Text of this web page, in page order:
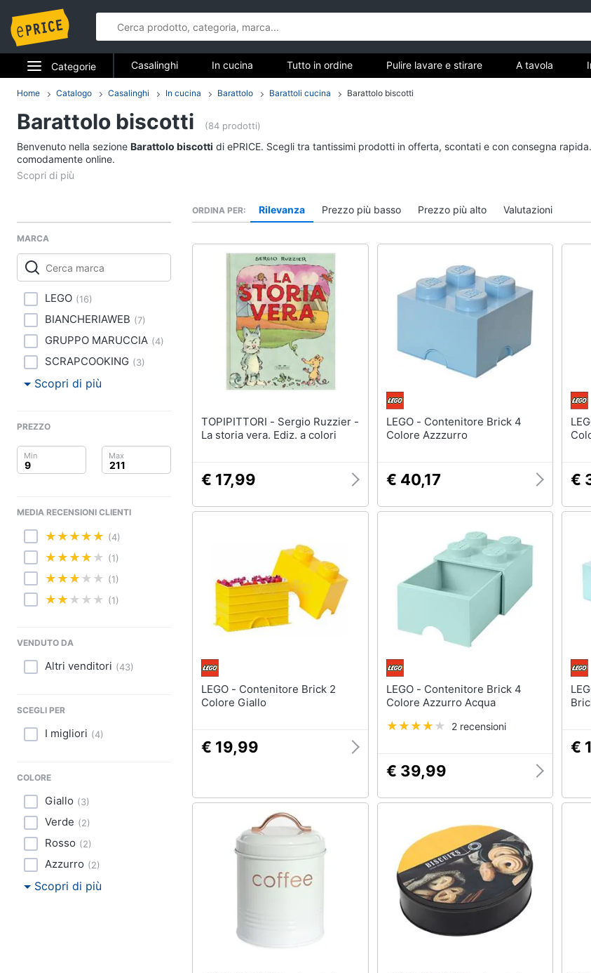
Categorie
Elettrodomestici
Informatica
Telefonia
Smart home
Videogiochi
Audio e musica
Clima
Arredo
Brico e Giardinaggio
Giocattoli
Fotografia
Abbigliamento
Animali
Libri, cd e dvd
Montalatte elettrico
Vedi tutti
Pattumiera differenziata
Vedi tutti Vedi tutti
In bagno
Portabiancheria
Porta asciugamani
Asciugamani
Asciugamani elettrici
Casalinghi In cucina Tutto in ordine Pulire lavare e stirare A tavola
Home Catalogo Casalinghi In cucina Barattolo Barattoli cucina Barattolo biscotti
Barattolo biscotti (84 prodotti)
Benvenuto nella sezione Barattolo biscotti di ePRICE. Scegli tra tantissimi prodotti in offerta, scontati e con consegna
comodamente online.
MARCA
LEGO (16)
BIANCHERIAWEB (7)
GRUPPO MARUCCIA (4)
SCRAPCOOKING (3)
Scopri di più
PREZZO
MEDIA RECENSIONI CLIENTI
(4)
(1)
(1)
(1)
VENDUTO DA
Altri venditori (43)
SCEGLI PER
I migliori (4)
COLORE
Giallo (3)
Verde (2)
Rosso (2)
Azzurro (2)
Scopri di più
ORDINA PER Rilevanza Prezzo più basso Prezzo più alto Valutazioni
TOPIPITTORI - Sergio Ruzzier -
La storia vera. Ediz. a colori
€ 17,99
LEGO - Contenitore Brick 4
Colore Azzzurro
€ 40,17
LEGO -
€
LEGO - Contenitore Brick 2
Colore Giallo
€ 19,99
LEGO - Contenitore Brick 4
Colore Azzurro Acqua
2 recensioni
€ 39,99
LEGO -
€